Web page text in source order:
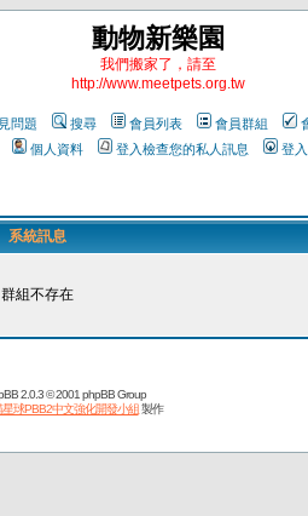
動物新樂園
我們搬家了，請至
http://www.meetpets.org.tw
問題 搜尋 會員列表 會員群組
個人資料
登入檢查您的私人訊息 登入
系統訊息
群組不存在
2.0.3 © 2001 phpBB Group
星球PBB2中文強化開發小組製作